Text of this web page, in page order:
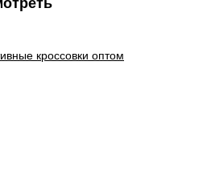
кроссовки оптом